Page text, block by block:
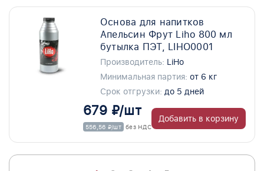
Основа для напитков
Апельсин Фрут Liho 800 мл
бутылка ПЭТ, LIHO0001
Производитель: LiHo
Минимальная партия: от 6 кг
Срок отгрузки: до 5 дней
679 ₽/шт
556,56 ₽/шт без НДС
Добавить в корзину